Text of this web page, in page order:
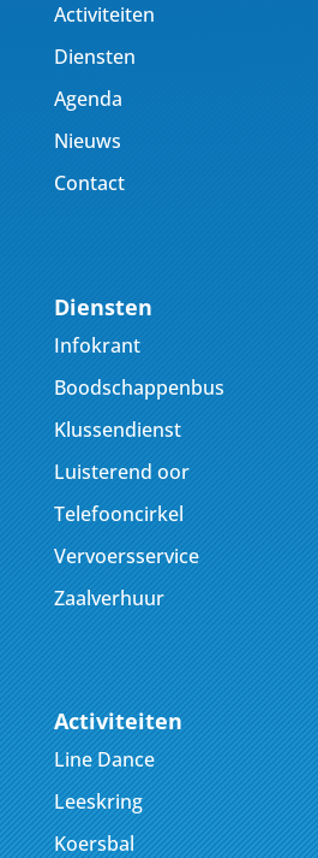
Activiteiten
Diensten
Agenda
Nieuws
Contact
Diensten
Infokrant
Boodschappenbus
Klussendienst
Luisterend oor
Telefooncirkel
Vervoersservice
Zaalverhuur
Activiteiten
Line Dance
Leeskring
Koersbal